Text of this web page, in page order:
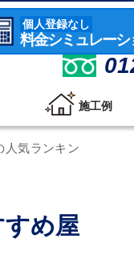
個人登録なし
料金シミュレーシ
施工例
人気ランキン
すめ屋